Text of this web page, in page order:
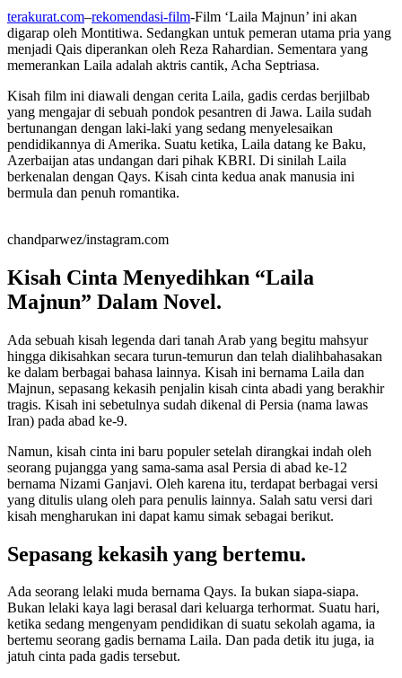
terakurat.com–rekomendasi-film-Film ‘Laila Majnun’ ini akan
digarap oleh Montitiwa. Sedangkan untuk pemeran utama pria yang
menjadi Qais diperankan oleh Reza Rahardian. Sementara yang
memerankan Laila adalah aktris cantik, Acha Septriasa.
Kisah film ini diawali dengan cerita Laila, gadis cerdas berjilbab
yang mengajar di sebuah pondok pesantren di Jawa. Laila sudah
bertunangan dengan laki-laki yang sedang menyelesaikan
pendidikannya di Amerika. Suatu ketika, Laila datang ke Baku,
Azerbaijan atas undangan dari pihak KBRI. Di sinilah Laila
berkenalan dengan Qays. Kisah cinta kedua anak manusia ini
bermula dan penuh romantika.
chandparwez/instagram.com
Kisah Cinta Menyedihkan “Laila
Majnun” Dalam Novel.
Ada sebuah kisah legenda dari tanah Arab yang begitu mahsyur
hingga dikisahkan secara turun-temurun dan telah dialihbahasakan
ke dalam berbagai bahasa lainnya. Kisah ini bernama Laila dan
Majnun, sepasang kekasih penjalin kisah cinta abadi yang berakhir
tragis. Kisah ini sebetulnya sudah dikenal di Persia (nama lawas
Iran) pada abad ke-9.
Namun, kisah cinta ini baru populer setelah dirangkai indah oleh
seorang pujangga yang sama-sama asal Persia di abad ke-12
bernama Nizami Ganjavi. Oleh karena itu, terdapat berbagai versi
yang ditulis ulang oleh para penulis lainnya. Salah satu versi dari
kisah mengharukan ini dapat kamu simak sebagai berikut.
Sepasang kekasih yang bertemu.
Ada seorang lelaki muda bernama Qays. Ia bukan siapa-siapa.
Bukan lelaki kaya lagi berasal dari keluarga terhormat. Suatu hari,
ketika sedang mengenyam pendidikan di suatu sekolah agama, ia
bertemu seorang gadis bernama Laila. Dan pada detik itu juga, ia
jatuh cinta pada gadis tersebut.